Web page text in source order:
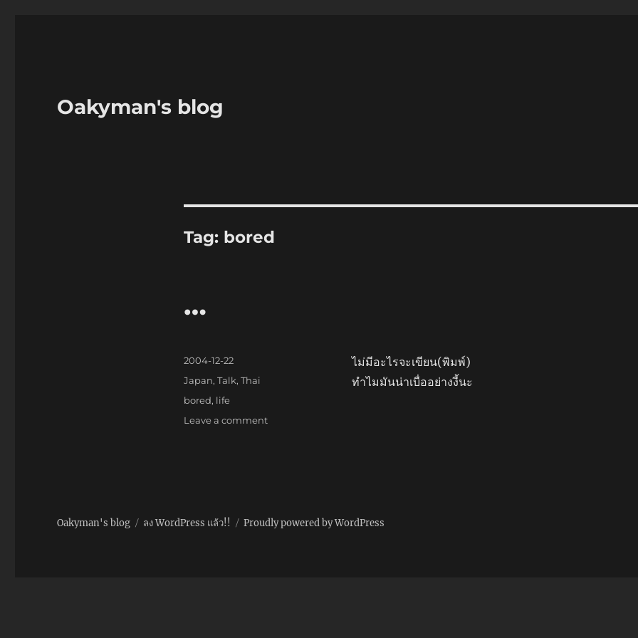
Oakyman's blog
Tag: bored
…
ไม่มีอะไรจะเขียน(พิมพ์)
ทำไมมันน่าเบื่ออย่างงี้นะ
Posted
2004-12-22
Categories
Japan, Talk, Thai
Tags
bored, life
Leave a commenton
Oakyman's blog ลง WordPress แล้ว!! Proudly powered by WordPress